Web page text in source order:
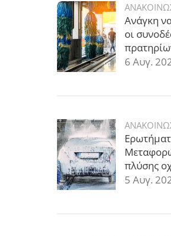
Ανάγκη
οι
6 Αυγ.
πλύσης
5 Αυγ.